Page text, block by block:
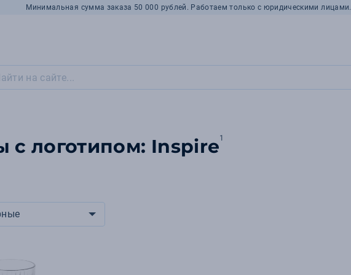
Минимальная сумма заказа 50 000 рублей. Работаем только с юридическими лицами.
логотипом: Inspire1